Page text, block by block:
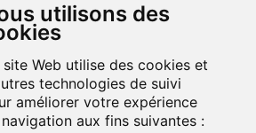
utilisons des
site Web utilise des cookies et
technologies de suivi
améliorer votre expérience
aux fins suivantes :